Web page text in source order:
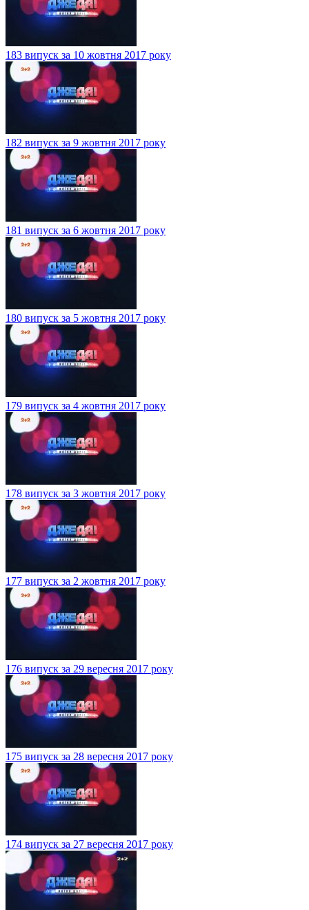
183 випуск за 10 жовтня 2017 року
182 випуск за 9 жовтня 2017 року
181 випуск за 6 жовтня 2017 року
180 випуск за 5 жовтня 2017 року
179 випуск за 4 жовтня 2017 року
178 випуск за 3 жовтня 2017 року
177 випуск за 2 жовтня 2017 року
176 випуск за 29 вересня 2017 року
175 випуск за 28 вересня 2017 року
174 випуск за 27 вересня 2017 року